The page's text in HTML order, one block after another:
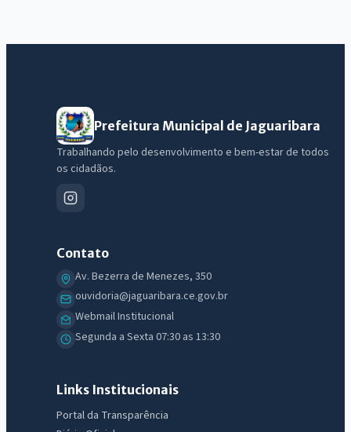
Prefeitura Municipal de Jaguaribara
Trabalhando pelo desenvolvimento e bem-estar de todos
os cidadãos.
Contato
Av. Bezerra de Menezes, 350
ouvidoria@jaguaribara.ce.gov.br
Webmail Institucional
Segunda a Sexta 07:30 as 13:30
Links Institucionais
Portal da Transparência